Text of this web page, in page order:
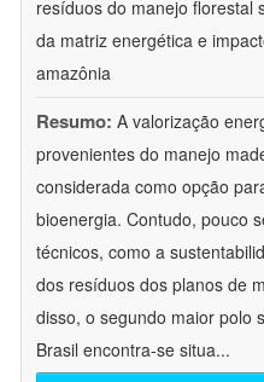
resíduos do manejo florestal
da matriz energética e
amazônia
Resumo: A valorização
provenientes do manejo
considerada como opção
bioenergia. Contudo, pouco
técnicos, como a
dos resíduos dos planos de
disso, o segundo maior polo
Brasil encontra-se situa...